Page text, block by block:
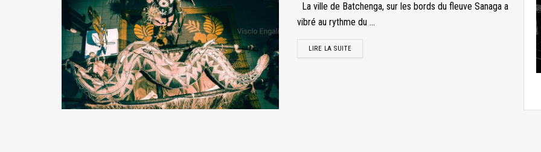
La ville de Batchenga, sur les bords du fleuve Sanaga a
vibré au rythme du ...
LIRE LA SUITE